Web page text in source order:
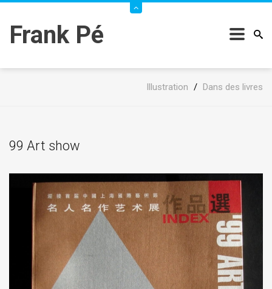
Frank Pé
Illustration / Dans des livres
99 Art show